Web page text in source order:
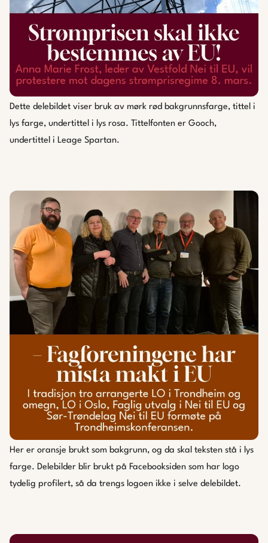
Dette delebildet viser bruk av mørk rød bakgrunnsfarge, tittel i
lys farge, undertittel i lys rosa. Tittelfonten er Gooch,
undertittel i Leage Spartan.
Her er oransje brukt som bakgrunn, og da skal teksten stå i lys
farge. Delebilder blir brukt på Facebooksiden som har logo
tydelig profilert, så da trengs logoen ikke i selve delebildet.